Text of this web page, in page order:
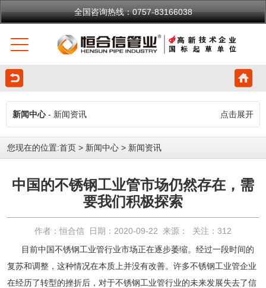
全国咨询热线：0757-83166038
新闻中心- 新闻资讯 点击展开
您现在的位置:首页 > 新闻中心 > 新闻资讯
中国的不锈钢工业管市场仍然存在，需
要我们积极探索
作者：恒合信 日期：2020-09-22 来源： 关注： 312
目前中国不锈钢工业管行业市场正在逐步萎缩。经过一段时间的
复苏和调整，这种情况在本质上并没有改善。许多不锈钢工业管企业
在经历了转型的挫折后，对于不锈钢工业管行业的未来发展失去了信